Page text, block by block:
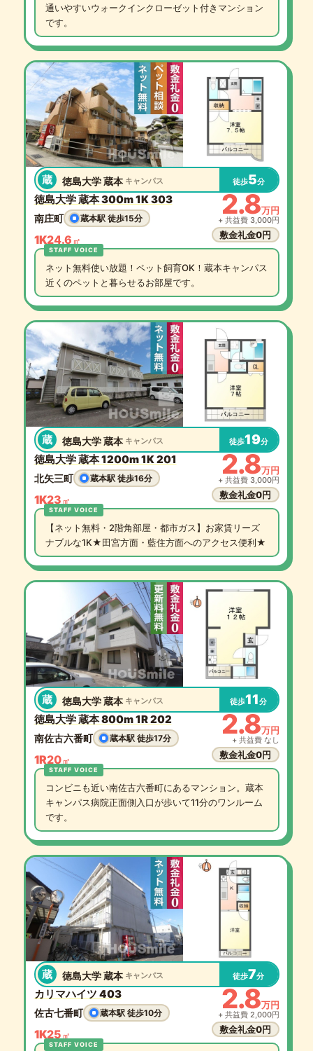
通いやすいウォークインクローゼット付きマンション
です。
蔵 徳島大学 蔵本 キャンパス 徒歩5分
徳島大学 蔵本 300m 1K 303
南庄町 蔵本駅 徒歩15分
1K24.6 ㎡
2.8万円
+ 共益費 3,000円
敷金礼金0円
ネット無料使い放題！ペット飼育OK！蔵本キャンパス
近くのペットと暮らせるお部屋です。
蔵 徳島大学 蔵本 キャンパス 徒歩19分
徳島大学 蔵本 1200m 1K 201
北矢三町 蔵本駅 徒歩16分
1K23 ㎡
2.8万円
+ 共益費 3,000円
敷金礼金0円
【ネット無料・2階角部屋・都市ガス】お家賃リーズ
ナブルな1K★田宮方面・藍住方面へのアクセス便利★
蔵 徳島大学 蔵本 キャンパス 徒歩11分
徳島大学 蔵本 800m 1R 202
南佐古六番町 蔵本駅 徒歩17分
1R20㎡
2.8万円
+ 共益費 なし
敷金礼金0円
コンビニも近い南佐古六番町にあるマンション。蔵本
キャンパス病院正面側入口が歩いて11分のワンルーム
です。
蔵 徳島大学 蔵本 キャンパス 徒歩7分
カリマハイツ 403
佐古七番町 蔵本駅 徒歩10分
1K25 ㎡
2.8万円
+ 共益費 2,000円
敷金礼金0円